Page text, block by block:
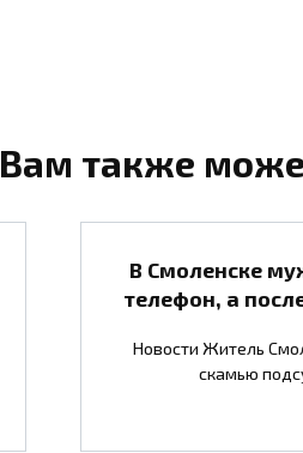
Вам также
В Смоленске
телефон, а
Новости Житель
скамью